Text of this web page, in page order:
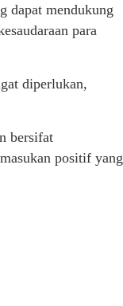
dapat mendukung
para
diperlukan,
bersifat
positif yang